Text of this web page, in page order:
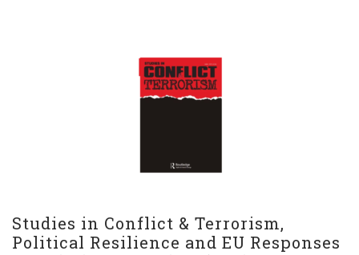
Studies in Conflict & Terrorism,
Political Resilience and EU Responses